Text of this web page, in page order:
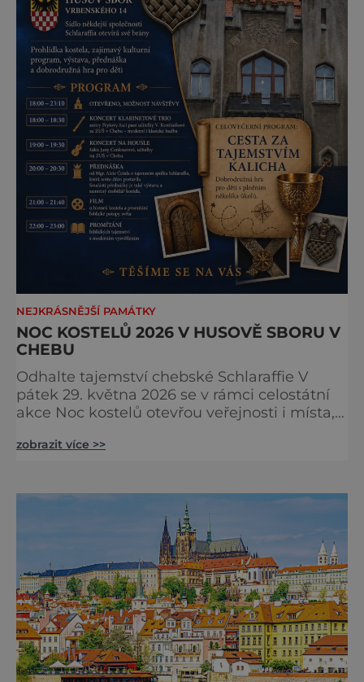
NEJKRÁSNĚJŠÍ PAMÁTKY
NOC KOSTELŮ 2026 V HUSOVĚ SBORU V
CHEBU
Odhalte tajemství chebské Schlaraffie V
pátek 29. května 2026 se v rámci celostátní
akce Noc kostelů otevřou veřejnosti i místa,
nejzajímavějších bude bezesporu Husův
večer plný historie, hudby, tajemství i
dobrodružství pro malé i velké návštěvníky.
Málokdo ví, že dnešní kos
zobrazit více >>